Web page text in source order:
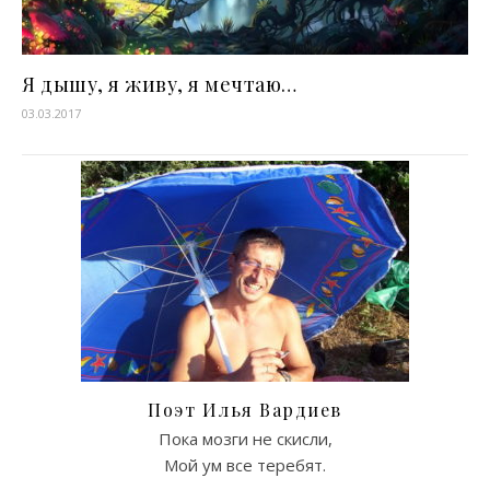
Я дышу, я живу, я мечтаю…
03.03.2017
Поэт Илья Вардиев
Пока мозги не скисли,
Мой ум все теребят.